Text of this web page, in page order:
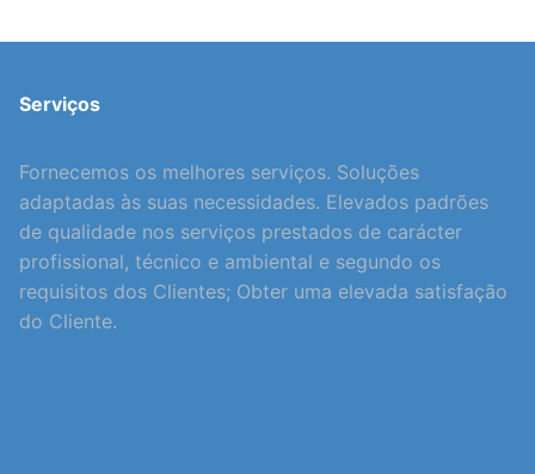
Serviços
Fornecemos os melhores serviços. Soluções
adaptadas às suas necessidades. Elevados padrões
de qualidade nos serviços prestados de carácter
profissional, técnico e ambiental e segundo os
requisitos dos Clientes; Obter uma elevada satisfação
do Cliente.